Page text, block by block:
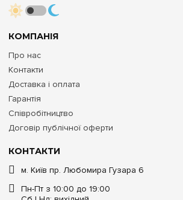
КОНТАКТИ
м. Київ пр. Любомира Гузара 6
Пн-Пт з 10:00 до 19:00
КОМПАНІЯ
Про нас
Контакти
Доставка і оплата
Гарантія
Співробітництво
Договір публічної оферти